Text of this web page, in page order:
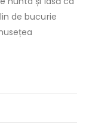
de bucurie